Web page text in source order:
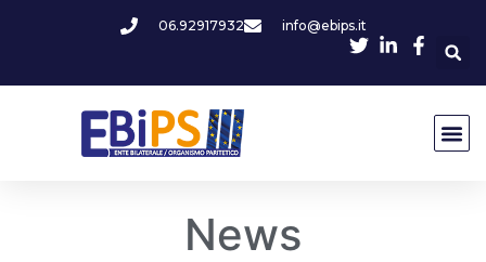
06.92917932 info@ebips.it
News